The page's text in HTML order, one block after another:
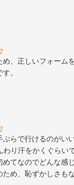
め、正しいフォーム
。
ぶらで行けるのがい
り汗をかくぐらいで
めてなのでどんな感
め、恥ずかしさも